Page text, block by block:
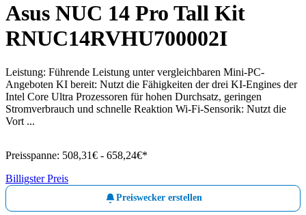
Asus NUC 14 Pro Tall Kit
RNUC14RVHU700002I
Leistung: Führende Leistung unter vergleichbaren Mini-PC-
Angeboten KI bereit: Nutzt die Fähigkeiten der drei KI-Engines der
Intel Core Ultra Prozessoren für hohen Durchsatz, geringen
Stromverbrauch und schnelle Reaktion Wi-Fi-Sensorik: Nutzt die
Vort ...
Preisspanne: 508,31€ - 658,24€*
Billigster Preis
Preiswecker erstellen